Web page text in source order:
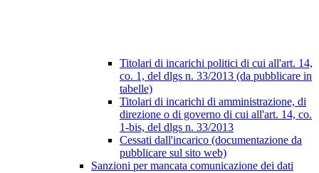
Titolari di incarichi politici di cui all'art. 14,
co. 1, del dlgs n. 33/2013 (da pubblicare in
tabelle)
Titolari di incarichi di amministrazione, di
direzione o di governo di cui all'art. 14, co.
1-bis, del dlgs n. 33/2013
Cessati dall'incarico (documentazione da
pubblicare sul sito web)
Sanzioni per mancata comunicazione dei dati